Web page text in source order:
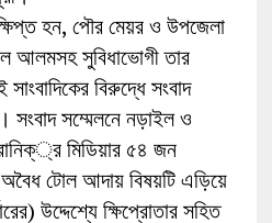
হন, পৌর মেয়র ও উপজেলা
আলমসহ সুবিধাভোগী তার
বিরুদ্ধে সংবাদ
সম্মেলনে নড়াইল ও
মিডিয়ার ৫৪ জন
টোল আদায় বিষয়টি এড়িয়ে
উদ্দেশ্যে ক্ষিপ্রোতার সহিত